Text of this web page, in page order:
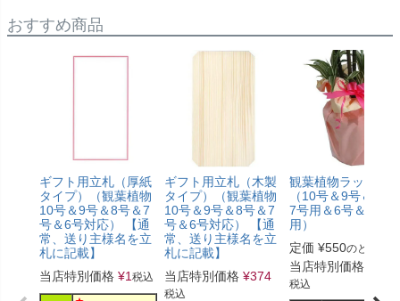
おすすめ商品
ギフト用立札（厚紙
タイプ）（観葉植物
10号＆9号＆8号＆7
号＆6号対応） 【通
常、送り主様名を立
札に記載】
当店特別価格 ¥1 税込
ギフト用立札（木製
タイプ）（観葉植物
10号＆9号＆8号＆7
号＆6号対応） 【通
常、送り主様名を立
札に記載】
当店特別価格 ¥374
税込
観葉植物ラッピン
（10号＆9号＆8号
7号用＆6号＆5号
用）
定価 ¥550のところ
当店特別価格
税込